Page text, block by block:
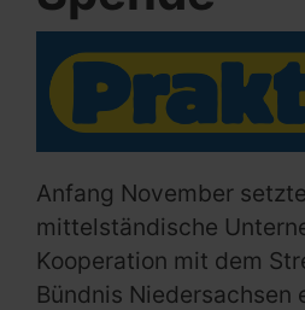
Anfang November
mittelständische
Kooperation mit dem
Bündnis Niedersachsen